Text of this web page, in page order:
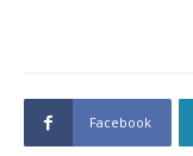
Facebook